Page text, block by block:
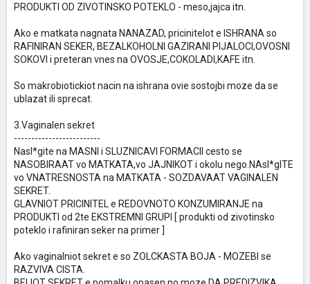
PRODUKTI OD ZIVOTINSKO POTEKLO - meso,jajca itn.
Ako e matkata nagnata NANAZAD, pricinitelot e ISHRANA so
RAFINIRAN SEKER, BEZALKOHOLNI GAZIRANI PIJALOCI,OVOSNI
SOKOVI i preteran vnes na OVOSJE,COKOLADI,KAFE itn.
So makrobiotickiot nacin na ishrana ovie sostojbi moze da se
ublazat ili sprecat.
3.Vaginalen sekret
-------------------------
Nasl*gite na MASNI i SLUZNICAVI FORMACII cesto se
NASOBIRAAT vo MATKATA,vo JAJNIKOT i okolu nego.NAsl*gITE
vo VNATRESNOSTA na MATKATA - SOZDAVAAT VAGINALEN
SEKRET.
GLAVNIOT PRICINITEL e REDOVNOTO KONZUMIRANJE na
PRODUKTI od 2te EKSTREMNI GRUPI [ produkti od zivotinsko
poteklo i rafiniran seker na primer ]
Ako vaginalniot sekret e so ZOLCKASTA BOJA - MOZEBI se
RAZVIVA CISTA.